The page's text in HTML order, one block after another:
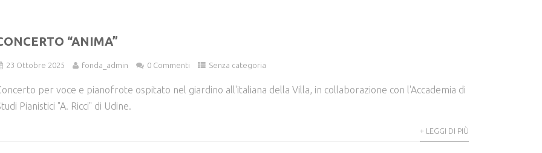
“ANIMA”
23 Ottobre 2025 fonda_admin 0 Commenti Senza categoria
per voce e pianofrote ospitato nel giardino all'italiana della Villa, in collaborazione con l'Accademia di
Pianistici "A. Ricci" di Udine.
+ LEGGI DI PIÙ